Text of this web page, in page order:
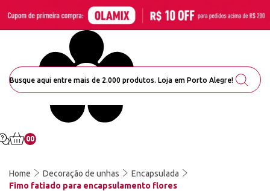
00
Home Decoração de unhas
Encapsulada
Fimo fatiado para encapsulamento flores